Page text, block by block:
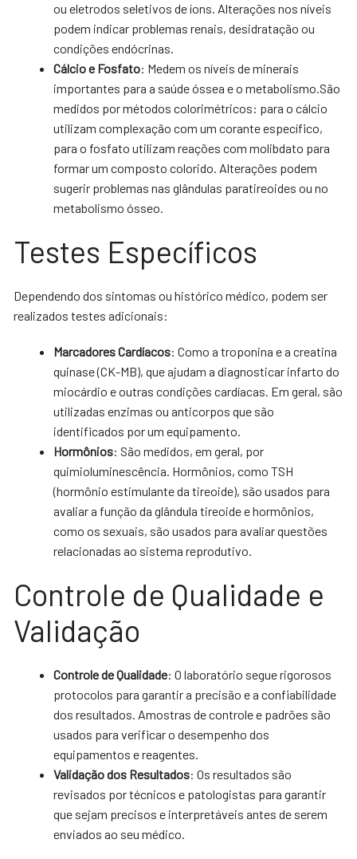
ou eletrodos seletivos de íons. Alterações nos níveis
podem indicar problemas renais, desidratação ou
condições endócrinas.
Cálcio e Fosfato: Medem os níveis de minerais
importantes para a saúde óssea e o metabolismo.São
medidos por métodos colorimétricos: para o cálcio
utilizam complexação com um corante específico,
para o fosfato utilizam reações com molibdato para
formar um composto colorido. Alterações podem
sugerir problemas nas glândulas paratireoides ou no
metabolismo ósseo.
Testes Específicos
Dependendo dos sintomas ou histórico médico, podem ser
realizados testes adicionais:
Marcadores Cardíacos: Como a troponina e a creatina
quinase (CK-MB), que ajudam a diagnosticar infarto do
miocárdio e outras condições cardíacas. Em geral, são
utilizadas enzimas ou anticorpos que são
identificados por um equipamento.
Hormônios: São medidos, em geral, por
quimioluminescência. Hormônios, como TSH
(hormônio estimulante da tireoide), são usados para
avaliar a função da glândula tireoide e hormônios,
como os sexuais, são usados para avaliar questões
relacionadas ao sistema reprodutivo.
Controle de Qualidade e
Validação
Controle de Qualidade: O laboratório segue rigorosos
protocolos para garantir a precisão e a confiabilidade
dos resultados. Amostras de controle e padrões são
usados para verificar o desempenho dos
equipamentos e reagentes.
Validação dos Resultados: Os resultados são
revisados por técnicos e patologistas para garantir
que sejam precisos e interpretáveis antes de serem
enviados ao seu médico.